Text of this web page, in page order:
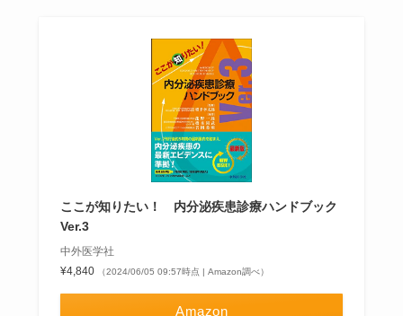
ここが知りたい！ 内分泌疾患診療ハンドブック
Ver.3
中外医学社
¥4,840
（2024/06/05 09:57時点 | Amazon調べ）
Amazon